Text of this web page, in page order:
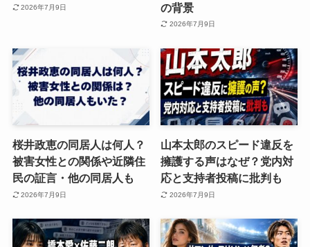
2026年7月9日
の背景
2026年7月9日
桜井政恵の同居人は何人？
被害女性との関係や近隣住
民の証言・他の同居人も
2026年7月9日
山本太郎のスピード違反を
擁護する声はなぜ？党内対
応と支持者投稿に批判も
2026年7月9日